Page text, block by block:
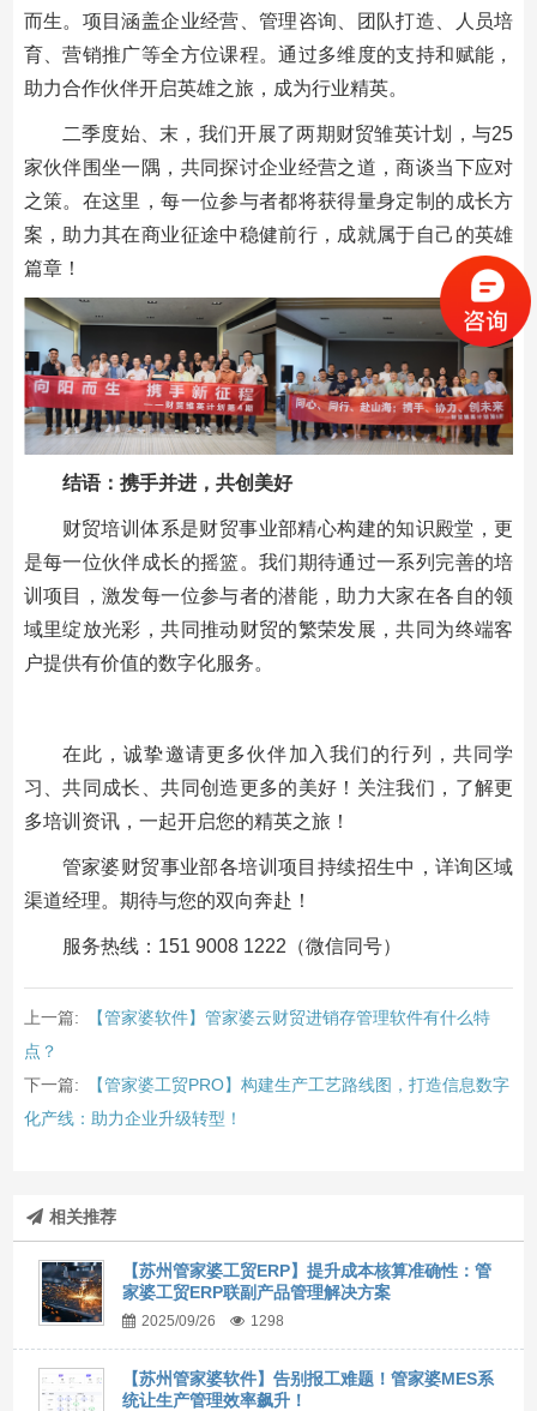
而生。项目涵盖企业经营、管理咨询、团队打造、人员培
育、营销推广等全方位课程。通过多维度的支持和赋能，
助力合作伙伴开启英雄之旅，成为行业精英。
二季度始、末，我们开展了两期财贸雏英计划，与25
家伙伴围坐一隅，共同探讨企业经营之道，商谈当下应对
之策。在这里，每一位参与者都将获得量身定制的成长方
案，助力其在商业征途中稳健前行，成就属于自己的英雄
篇章！
结语：携手并进，共创美好
财贸培训体系是财贸事业部精心构建的知识殿堂，更
是每一位伙伴成长的摇篮。我们期待通过一系列完善的培
训项目，激发每一位参与者的潜能，助力大家在各自的领
域里绽放光彩，共同推动财贸的繁荣发展，共同为终端客
户提供有价值的数字化服务。
在此，诚挚邀请更多伙伴加入我们的行列，共同学
习、共同成长、共同创造更多的美好！关注我们，了解更
多培训资讯，一起开启您的精英之旅！
管家婆财贸事业部各培训项目持续招生中，详询区域
渠道经理。期待与您的双向奔赴！
服务热线：151 9008 1222（微信同号）
上一篇:
【管家婆软件】管家婆云财贸进销存管理软件有什么特
点？
下一篇:
【管家婆工贸PRO】构建生产工艺路线图，打造信息数字
化产线：助力企业升级转型！
相关推荐
【苏州管家婆工贸ERP】提升成本核算准确性：管
家婆工贸ERP联副产品管理解决方案
2025/09/26 1298
【苏州管家婆软件】告别报工难题！管家婆MES系
统让生产管理效率飙升！